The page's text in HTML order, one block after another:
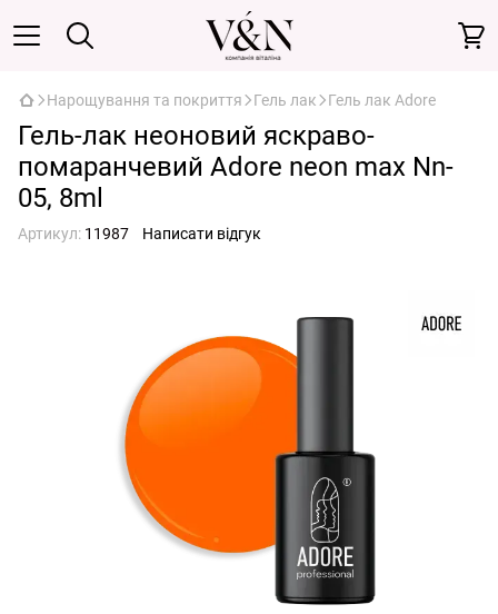
Нарощування та покриття Гель лак Гель лак Adore
Гель-лак неоновий яскраво-
помаранчевий Adore neon max Nn-
05, 8ml
Артикул: 11987 Написати відгук